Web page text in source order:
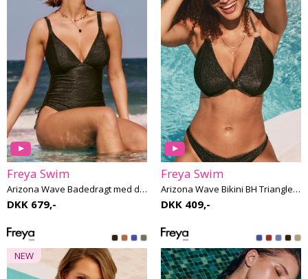
Freya Swim
Arizona Wave Badedragt med dyb udskæring F-I skål
DKK 679,-
Freya Swim
Arizona Wave Bikini BH Triangle E-I skål
DKK 409,-
NEW